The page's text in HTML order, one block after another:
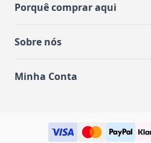
Porquê comprar aqui
Sobre nós
Minha Conta